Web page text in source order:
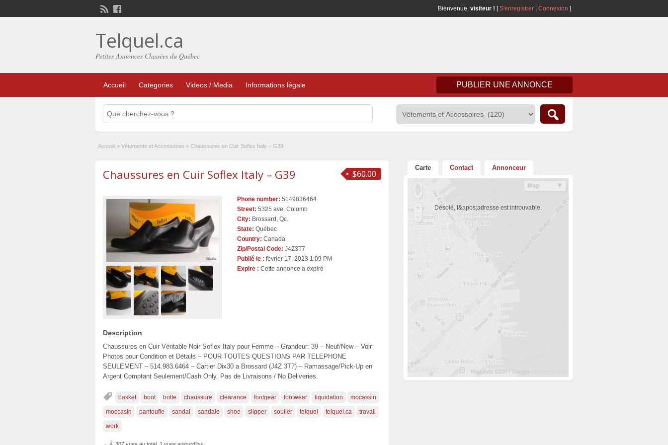
Bienvenue, visiteur ! [S'enregistrer Connexion ]
Telquel.ca
Petites Annonces Classées du Québec
Accueil Categories Videos / Media Informations légale PUBLIER UNE ANNONCE
Accueil » Vêtements et Accessoires » Chaussures en Cuir Soflex Italy – G39
$60.00
Chaussures en Cuir Soflex Italy – G39
Phone number: 5149836464
Street: 5325 ave. Colomb
City: Brossard, Qc.
State: Québec
Country: Canada
Zip/Postal Code: J4Z3T7
Publié le : février 17, 2023 1:09 PM
Expire : Cette annonce a expiré
Description
Chaussures en Cuir Véritable Noir Soflex Italy pour Femme – Grandeur: 39 – Neuf/New – Voir
Photos pour Condition et Détails – POUR TOUTES QUESTIONS PAR TELEPHONE
SEULEMENT – 514.983.6464 – Cartier Dix30 a Brossard (J4Z 3T7) – Ramassage/Pick-Up en
Argent Comptant Seulement/Cash Only. Pas de Livraisons / No Deliveries.
basket boot botte chaussure clearance footgear footwear liquidation mocassin
moccasin pantoufle sandal sandale shoe slipper soulier telquel telquel.ca travail
work
Carte Contact Annonceur
Désolé, l&apos;adresse est introuvable.